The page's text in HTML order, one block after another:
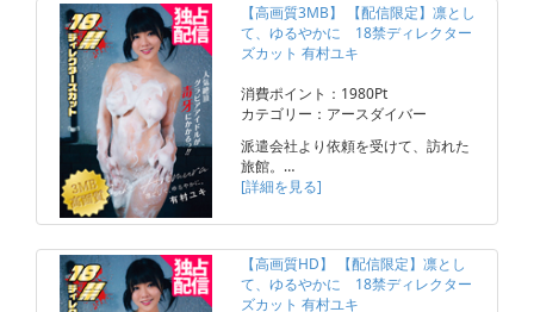
【高画質3MB】 【配信限定】凛とし
て、ゆるやかに 18禁ディレクター
ズカット 有村ユキ
消費ポイント：1980Pt
カテゴリー：アースダイバー
派遣会社より依頼を受けて、訪れた
旅館。…
[詳細を見る]
【高画質HD】 【配信限定】凛とし
て、ゆるやかに 18禁ディレクター
ズカット 有村ユキ